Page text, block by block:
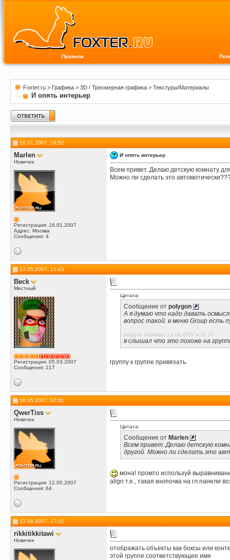
Правила
Foxter.ru > Графика > 3D / Трехмерная графика > Текстуры/Материалы
И опять интерьер
16.01.2007, 16:52
Marlen
Новичок
Регистрация: 16.01.2007
Адрес: Москва
Сообщения: 4
И опять интерьер
Всем привет. Делаю детскую комнату
Можно ли сделать это
13.05.2007, 11:43
Beck
Местный
Регистрация: 05.03.2007
Сообщения: 217
Цитата:
Сообщение от polygon
А я думаю что надо давать
вопрос такой: в меню Group есть
polygon добавил 13.05.2007 в 11:10
я слышал что это похоже на
группу к группе привязать.
18.05.2007, 07:01
QwerTiss
Новичок
Регистрация: 12.05.2007
Сообщения: 64
Цитата:
Сообщение от Marlen
Всем привет. Делаю детскую
другой. Можно ли сделать это
мона! промто используй
align т.е., такая кнопочка на гл.панели
13.08.2007, 17:32
rikkitikkitawi
Новичок
отображать объекты как боксы или
этой группе соответствующее имя